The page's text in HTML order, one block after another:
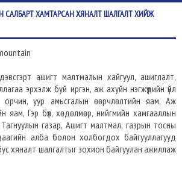
САЛБАРТ ХАМТАРСАН ХЯНАЛТ ШАЛГАЛТ ХИЙЖ
ашигт малтмалын хайгуул, ашиглалт,
эрхэлж буй иргэн, аж ахуйн нэгжүүдийн үйл
орчин, уур амьсгалын өөрчлөлтийн яам, Аж
яам, Гэр бүл, хөдөлмөр, нийгмийн хамгааллын
газар, Ашигт малтмал, газрын тосны
алба болон холбогдох байгууллагууд
хяналт шалгалтыг зохион байгуулан ажиллаж